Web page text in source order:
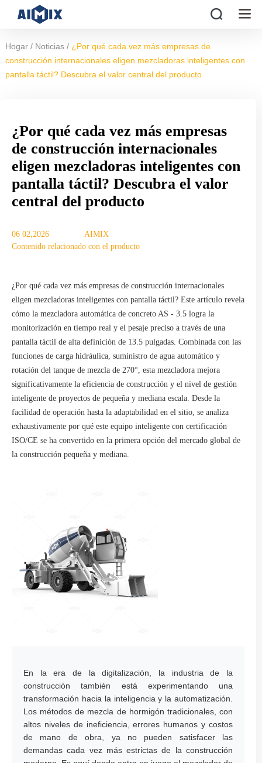
Hogar / Noticias / ¿Por qué cada vez más empresas de
construcción internacionales eligen mezcladoras inteligentes con
pantalla táctil? Descubra el valor central del producto
¿Por qué cada vez más empresas
de construcción internacionales
eligen mezcladoras inteligentes con
pantalla táctil? Descubra el valor
central del producto
06 02,2026
AIMIX
Contenido relacionado con el producto
¿Por qué cada vez más empresas de construcción internacionales
eligen mezcladoras inteligentes con pantalla táctil? Este artículo revela
cómo la mezcladora automática de concreto AS - 3.5 logra la
monitorización en tiempo real y el pesaje preciso a través de una
pantalla táctil de alta definición de 13.5 pulgadas. Combinada con las
funciones de carga hidráulica, suministro de agua automático y
rotación del tanque de mezcla de 270°, esta mezcladora mejora
significativamente la eficiencia de construcción y el nivel de gestión
inteligente de proyectos de pequeña y mediana escala. Desde la
facilidad de operación hasta la adaptabilidad en el sitio, se analiza
exhaustivamente por qué este equipo inteligente con certificación
ISO/CE se ha convertido en la primera opción del mercado global de
la construcción pequeña y mediana.
En la era de la digitalización, la industria de la
construcción también está experimentando una
transformación hacia la inteligencia y la automatización.
Los métodos de mezcla de hormigón tradicionales, con
altos niveles de ineficiencia, errores humanos y costos
de mano de obra, ya no pueden satisfacer las
demandas cada vez más estrictas de la construcción